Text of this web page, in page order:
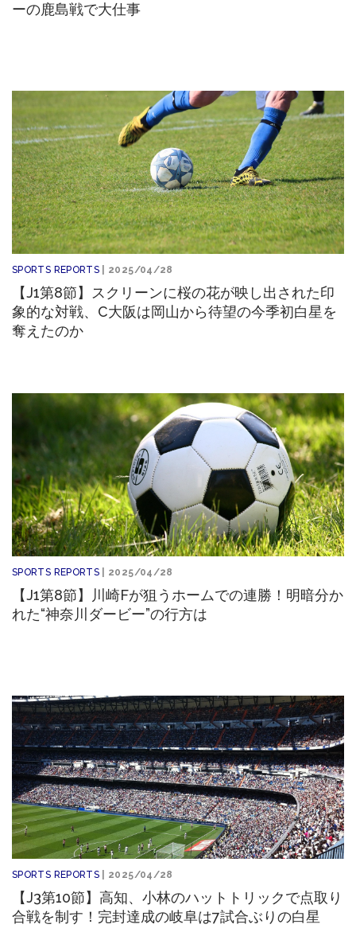
ーの鹿島戦で大仕事
SPORTS REPORTS | 2025/04/28
【J1第8節】スクリーンに桜の花が映し出された印
象的な対戦、C大阪は岡山から待望の今季初白星を
奪えたのか
SPORTS REPORTS | 2025/04/28
【J1第8節】川崎Fが狙うホームでの連勝！明暗分か
れた“神奈川ダービー”の行方は
SPORTS REPORTS | 2025/04/28
【J3第10節】高知、小林のハットトリックで点取り
合戦を制す！完封達成の岐阜は7試合ぶりの白星